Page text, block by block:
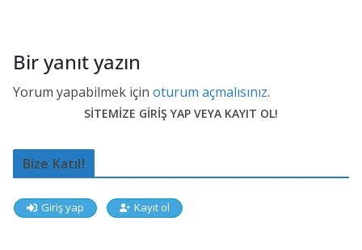
Bir yanıt yazın
Yorum yapabilmek için oturum açmalısınız.
SİTEMİZE GİRİŞ YAP VEYA KAYIT OL!
Bize Katıl!
Giriş yap Kayıt ol